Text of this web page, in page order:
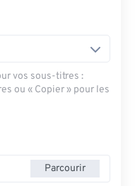
vos sous-titres :
ou « Copier » pour les
Parcourir